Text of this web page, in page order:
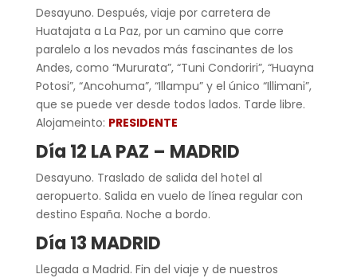
Desayuno. Después, viaje por carretera de
Huatajata a La Paz, por un camino que corre
paralelo a los nevados más fascinantes de los
Andes, como “Mururata”, “Tuni Condoriri”, “Huayna
Potosi”, “Ancohuma”, “Illampu” y el único “Illimani”,
que se puede ver desde todos lados. Tarde libre.
Alojameinto: PRESIDENTE
Día 12 LA PAZ – MADRID
Desayuno. Traslado de salida del hotel al
aeropuerto. Salida en vuelo de línea regular con
destino España. Noche a bordo.
Día 13 MADRID
Llegada a Madrid. Fin del viaje y de nuestros